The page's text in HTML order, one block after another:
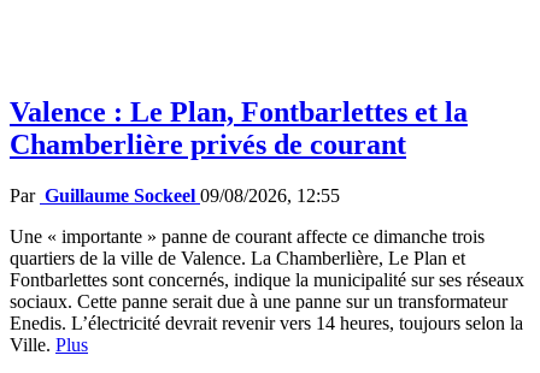
Valence : Le Plan, Fontbarlettes et la
Chamberlière privés de courant
Par Guillaume Sockeel 09/08/2026, 12:55
Une « importante » panne de courant affecte ce dimanche trois
quartiers de la ville de Valence. La Chamberlière, Le Plan et
Fontbarlettes sont concernés, indique la municipalité sur ses réseaux
sociaux. Cette panne serait due à une panne sur un transformateur
Enedis. L’électricité devrait revenir vers 14 heures, toujours selon la
Ville. Plus